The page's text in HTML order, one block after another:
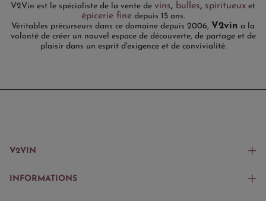
V2Vin est le spécialiste de la vente de vins, bulles, spiritueux et
épicerie fine depuis 15 ans.
Véritables précurseurs dans ce domaine depuis 2006, V2vin a la
volonté de créer un nouvel espace de découverte, de partage et de
plaisir dans un esprit d'exigence et de convivialité.
V2VIN
INFORMATIONS